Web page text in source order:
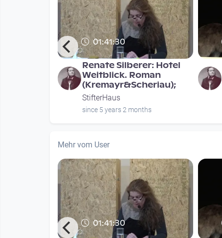
01:41:30
Renate Silberer: Hotel
Weitblick. Roman
(Kremayr&Scheriau);
StifterHaus
since 5 years 2 months
Mehr vom User
01:41:30